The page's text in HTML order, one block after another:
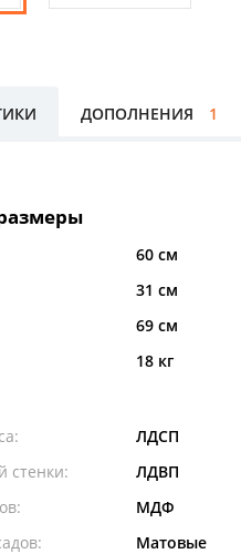
ДОПОЛНЕНИЯ 1
60 см
31 см
69 см
18 кг
ЛДСП
стенки:
ЛДВП
МДФ
Матовые